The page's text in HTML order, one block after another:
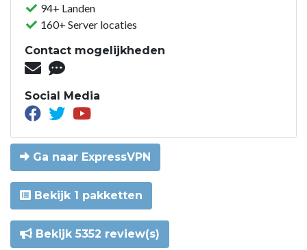
94+ Landen
160+ Server locaties
Contact mogelijkheden
Social Media
Ga naar ExpressVPN
Bekijk 1 pakketten
Bekijk 5352 review(s)